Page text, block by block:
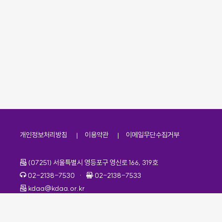
개인정보처리방침 이용약관 이메일무단수집거부
주소
(07251) 서울특별시 영등포구 영신로 166, 319호
전화번호
02-2138-7530 · 팩스번호
02-2138-7533
이메일
kdaa@kdaa.or.kr